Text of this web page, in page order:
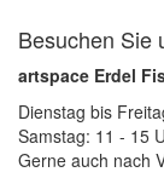
Besuchen Sie
artspace Erdel
Dienstag bis
Samstag: 11 - 15
Gerne auch nach